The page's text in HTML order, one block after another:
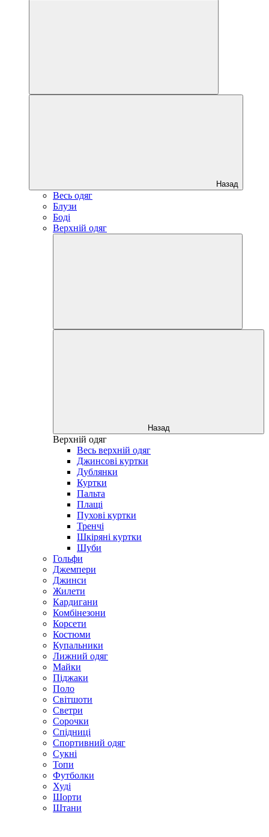
Назад
Весь одяг
Блузи
Боді
Верхній одяг
Назад
Верхній одяг
Весь верхній одяг
Джинсові куртки
Дублянки
Куртки
Пальта
Плащі
Пухові куртки
Тренчі
Шкіряні куртки
Шуби
Гольфи
Джемпери
Джинси
Жилети
Кардигани
Комбінезони
Корсети
Костюми
Купальники
Лижний одяг
Майки
Піджаки
Поло
Світшоти
Светри
Сорочки
Спідниці
Спортивний одяг
Сукні
Топи
Футболки
Худі
Шорти
Штани